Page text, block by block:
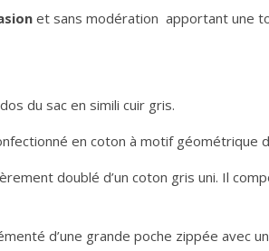
et sans modération apportant une
du sac en simili cuir gris.
en coton à motif géométrique
doublé d’un coton gris uni. Il
d’une grande poche zippée avec